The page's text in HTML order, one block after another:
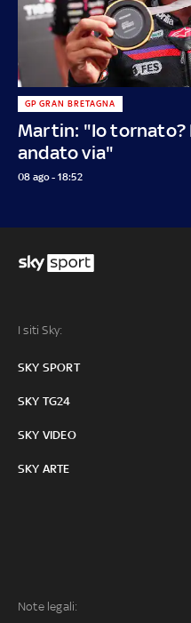
Martin: "Io tornato?
andato via"
GP GRAN BRETAGNA
08 ago - 18:52
I siti Sky:
SKY SPORT
SKY TG24
SKY VIDEO
SKY ARTE
Note legali: